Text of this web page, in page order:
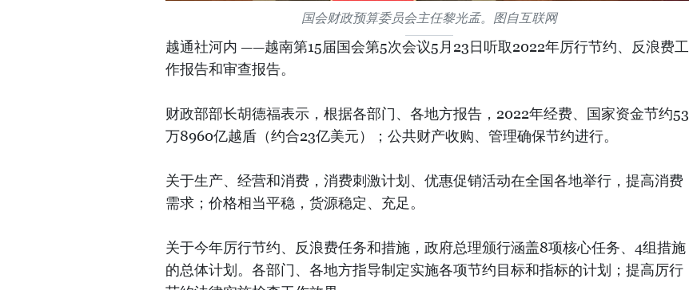
国会财政预算委员会主任黎光孟。图自互联网
越通社河内 ——越南第15届国会第5次会议5月23日听取2022年厉行节约、反浪费工
作报告和审查报告。
财政部部长胡德福表示，根据各部门、各地方报告，2022年经费、国家资金节约53
万8960亿越盾（约合23亿美元）；公共财产收购、管理确保节约进行。
关于生产、经营和消费，消费刺激计划、优惠促销活动在全国各地举行，提高消费
需求；价格相当平稳，货源稳定、充足。
关于今年厉行节约、反浪费任务和措施，政府总理颁行涵盖8项核心任务、4组措施
的总体计划。各部门、各地方指导制定实施各项节约目标和指标的计划；提高厉行